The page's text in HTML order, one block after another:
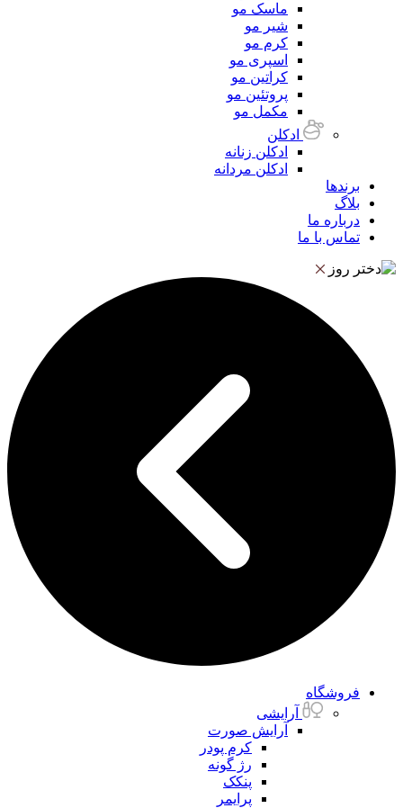
ماسک مو
شیر مو
کرم مو
اسپری مو
کراتین مو
پروتئین مو
مکمل مو
ادکلن
ادکلن زنانه
ادکلن مردانه
برندها
بلاگ
درباره ما
تماس با ما
فروشگاه
آرایشی
آرایش صورت
کرم پودر
رژ گونه
پنکک
پرایمر